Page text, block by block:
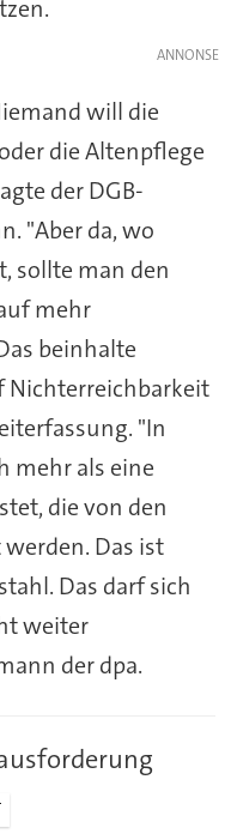
will die
die Altenpflege
der DGB-
"Aber da, wo
sollte man den
mehr
beinhalte
Nichterreichbarkeit
"In
mehr als eine
die von den
Das ist
Das darf sich
weiter
der dpa.